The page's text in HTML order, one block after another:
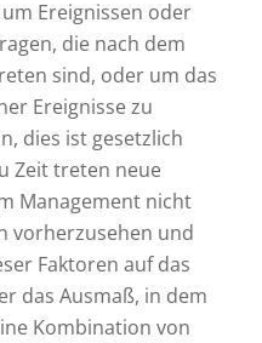
Ereignissen oder
die nach dem
sind, oder um das
Ereignisse zu
dies ist gesetzlich
Zeit treten neue
Management nicht
vorherzusehen und
Faktoren auf das
das Ausmaß, in dem
Kombination von